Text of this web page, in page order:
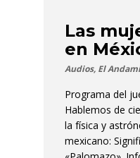
Las
en
Audios, El
Programa del
Hablemos de
la física y
mexicano: